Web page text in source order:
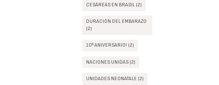
CESÁREAS EN BRASIL (2)
DURACIÓN DEL EMBARAZO
(2)
10º ANIVERSARIO! (2)
NACIONES UNIDAS (2)
UNIDADES NEONATALE (2)